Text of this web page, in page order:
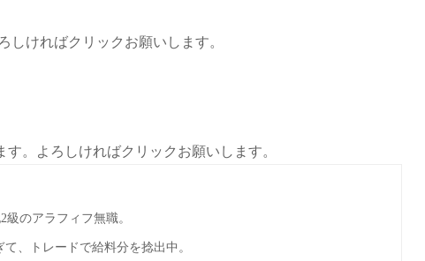
しければクリックお願いします。
す。よろしければクリックお願いします。
級のアラフィフ無職。
、トレードで給料分を捻出中。